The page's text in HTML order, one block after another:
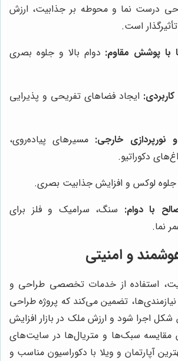
درست نما و محوطه بر جذابیت، ارزش
است.
با پوشش مقاوم: دوام بالا و جلوه بصری
ایجاد فضاهای تفریحی و پذیرایی
خارجی: مسیرهای پیاده‌روی،
دکوراتیو.
جلوه لوکس و افزایش جذابیت بصری.
با دوام: سنگ، سرامیک و فلز برای
نما.
و امنیتی
استفاده از خدمات تخصصی طراحی و
تضمین می‌کند که پروژه طراحی
شکل اجرا شود و ارزش ملک در بازار افزایش
مقایسه سبک‌ها و متریال‌ها در سایت‌های
آپارتمان و ویلا با دکوراسیون مناسب و